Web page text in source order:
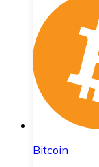
Bitcoin